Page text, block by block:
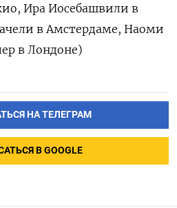
Ира Иосебашвили в
в Амстердаме, Наоми
в Лондоне)
НА ТЕЛЕГРАМ
В GOOGLE